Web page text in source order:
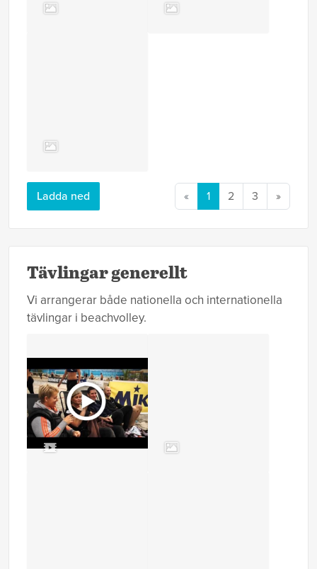
Ladda ned « 1 2 3 »
Tävlingar generellt
Vi arrangerar både nationella och internationella
tävlingar i beachvolley.